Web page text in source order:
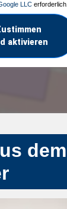
LLC erforderlich.
aktivieren
dem